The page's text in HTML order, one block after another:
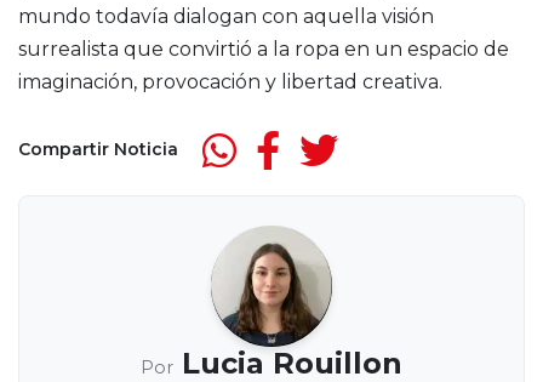
mundo todavía dialogan con aquella visión
surrealista que convirtió a la ropa en un espacio de
imaginación, provocación y libertad creativa.
Compartir Noticia
Por Lucia Rouillon